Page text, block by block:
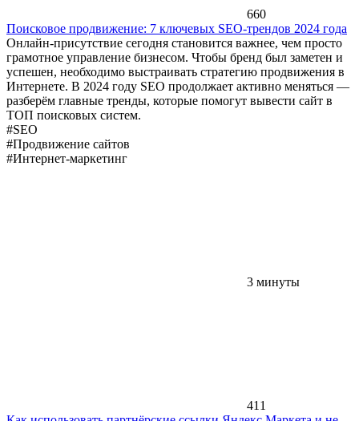
660
Поисковое продвижение: 7 ключевых SEO-трендов 2024 года
Онлайн-присутствие сегодня становится важнее, чем просто
грамотное управление бизнесом. Чтобы бренд был заметен и
успешен, необходимо выстраивать стратегию продвижения в
Интернете. В 2024 году SEO продолжает активно меняться —
разберём главные тренды, которые помогут вывести сайт в
ТОП поисковых систем.
#SEO
#Продвижение сайтов
#Интернет-маркетинг
3 минуты
411